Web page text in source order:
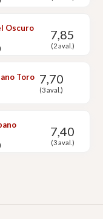
Oscuro
7,85
(2 aval.)
Toro 7,70
(3 aval.)
7,40
(3 aval.)